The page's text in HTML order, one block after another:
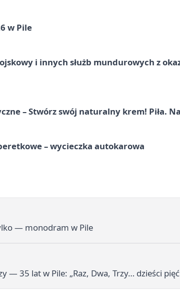
w Pile
i innych służb mundurowych z
– Stwórz swój naturalny krem! Piła.
– wycieczka autokarowa
— monodram w Pile
— 35 lat w Pile: „Raz, Dwa, Trzy… dzieści